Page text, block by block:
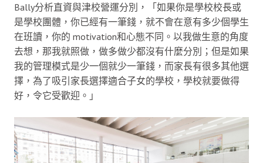
Bally分析直資與津校營運分別，「如果你是學校校長或
是學校團體，你已經有一筆錢，就不會在意有多少個學生
在班讀，你的 motivation和心態不同。以我做生意的角度
去想，那我就照做，做多做少都沒有什麼分別；但是如果
我的管理模式是少一個就少一筆錢，而家長有很多其他選
擇，為了吸引家長選擇適合子女的學校，學校就要做得
好，令它受歡迎。」